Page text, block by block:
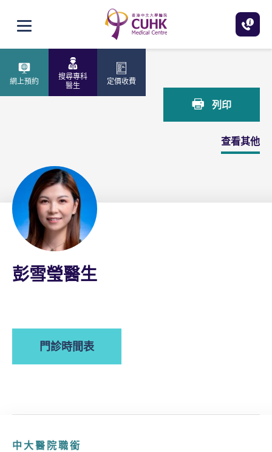
打開選單
網上預約
搜尋專科
醫生
定價收費
主頁 彭雪瑩醫生
列印
查看其他
彭雪瑩醫生
門診時間表
中大醫院職銜